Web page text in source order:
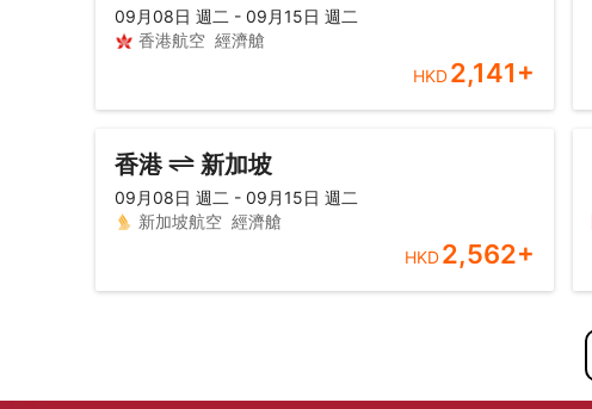
09月08日 週二 - 09月15日 週二
香港航空 經濟艙
HKD2,141+
香港 新加坡
09月08日 週二 - 09月15日 週二
新加坡航空 經濟艙
HKD2,562+